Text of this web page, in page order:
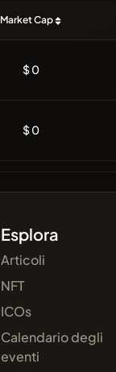
Market Cap
$ 0
$ 0
Esplora
Articoli
NFT
ICOs
Calendario degli
eventi